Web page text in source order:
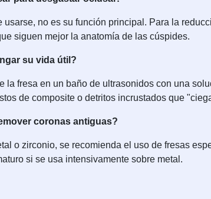
usarse, no es su función principal. Para la
siguen mejor la anatomía de las cúspides.
su vida útil?
la fresa en un baño de ultrasonidos con una
de composite o detritos incrustados que
coronas antiguas?
o zirconio, se recomienda el uso de fresas
si se usa intensivamente sobre metal.